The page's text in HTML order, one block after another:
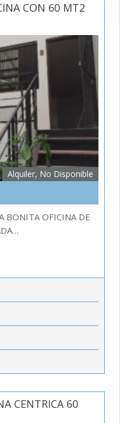
CON 60 MT2
Alquiler, No Disponible
BONITA OFICINA DE
CENTRICA 60